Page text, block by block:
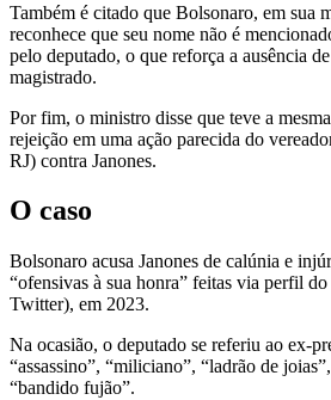
Também é citado que Bolsonaro, em sua
reconhece que seu nome não é
pelo deputado, o que reforça a ausência
magistrado.
Por fim, o ministro disse que teve a
rejeição em uma ação parecida do
RJ) contra Janones.
O caso
Bolsonaro acusa Janones de calúnia e
“ofensivas à sua honra” feitas via perfil
Twitter), em 2023.
Na ocasião, o deputado se referiu ao ex-
“assassino”, “miliciano”, “ladrão de
“bandido fujão”.